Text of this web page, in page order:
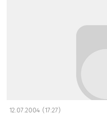
12.07.2004 (17:27)